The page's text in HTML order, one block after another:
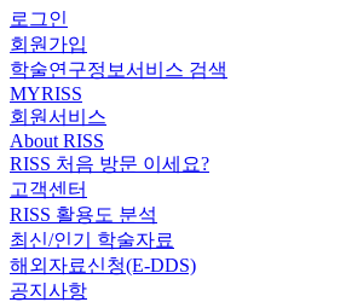
로그인
회원가입
학술연구정보서비스 검색
MYRISS
회원서비스
About RISS
RISS 처음 방문 이세요?
고객센터
RISS 활용도 분석
최신/인기 학술자료
해외자료신청(E-DDS)
공지사항